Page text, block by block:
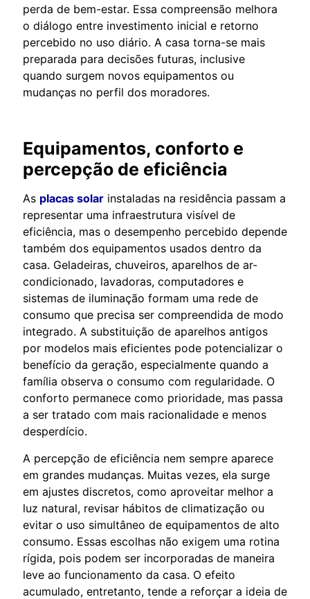
perda de bem-estar. Essa compreensão melhora
o diálogo entre investimento inicial e retorno
percebido no uso diário. A casa torna-se mais
preparada para decisões futuras, inclusive
quando surgem novos equipamentos ou
mudanças no perfil dos moradores.
Equipamentos, conforto e
percepção de eficiência
As placas solar instaladas na residência passam a
representar uma infraestrutura visível de
eficiência, mas o desempenho percebido depende
também dos equipamentos usados dentro da
casa. Geladeiras, chuveiros, aparelhos de ar-
condicionado, lavadoras, computadores e
sistemas de iluminação formam uma rede de
consumo que precisa ser compreendida de modo
integrado. A substituição de aparelhos antigos
por modelos mais eficientes pode potencializar o
benefício da geração, especialmente quando a
família observa o consumo com regularidade. O
conforto permanece como prioridade, mas passa
a ser tratado com mais racionalidade e menos
desperdício.
A percepção de eficiência nem sempre aparece
em grandes mudanças. Muitas vezes, ela surge
em ajustes discretos, como aproveitar melhor a
luz natural, revisar hábitos de climatização ou
evitar o uso simultâneo de equipamentos de alto
consumo. Essas escolhas não exigem uma rotina
rígida, pois podem ser incorporadas de maneira
leve ao funcionamento da casa. O efeito
acumulado, entretanto, tende a reforçar a ideia de